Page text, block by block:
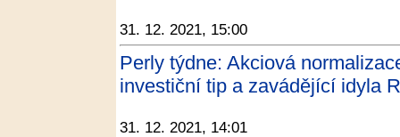
31. 12. 2021, 15:00
Perly týdne: Akciová
investiční tip a zavádějící idyla
31. 12. 2021, 14:01